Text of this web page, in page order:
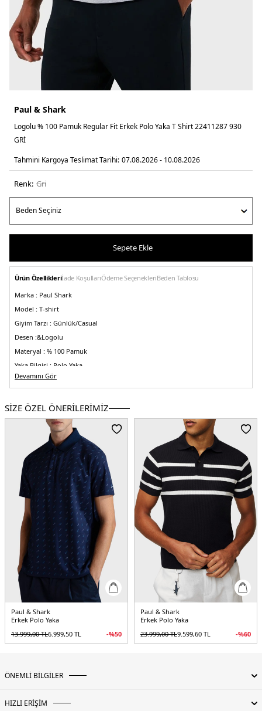
Paul & Shark
Logolu % 100 Pamuk Regular Fit Erkek Polo Yaka T Shirt 22411287 930
GRİ
Tahmini Kargoya Teslimat Tarihi: 07.08.2026 - 10.08.2026
Renk: gri̇
Sepete Ekle
Ürün Özellikleriİade KoşullarıÖdeme SeçenekleriBeden Tablosu
Marka : Paul Shark
Model : T-shirt
Giyim Tarzı : Günlük/Casual
Desen :&Logolu
Materyal : % 100 Pamuk
Yaka Bilgisi : Polo Yaka
Kol Bilgisi :Kısa Kol
Üretim Yeri :İtalya
5DE122411287930.18
Devamını Gör
SİZE ÖZEL ÖNERİLERİMİZ
Paul & Shark
Erkek Polo Yaka
13.999,00TL6.999,50 TL -%50
Paul & Shark
Erkek Polo Yaka
23.999,00TL9.599,60 TL -%60
ÖNEMLİ BİLGİLER
HIZLI ERİŞİM